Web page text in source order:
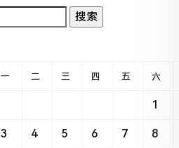
一 二 三 四 五 六
1
3 4 5 6 7 8